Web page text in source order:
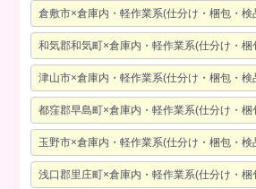
倉敷市×倉庫内・軽作業系(仕分け・梱包・検
和気郡和気町×倉庫内・軽作業系(仕分け・梱
津山市×倉庫内・軽作業系(仕分け・梱包・検
都窪郡早島町×倉庫内・軽作業系(仕分け・梱
玉野市×倉庫内・軽作業系(仕分け・梱包・検
浅口郡里庄町×倉庫内・軽作業系(仕分け・梱